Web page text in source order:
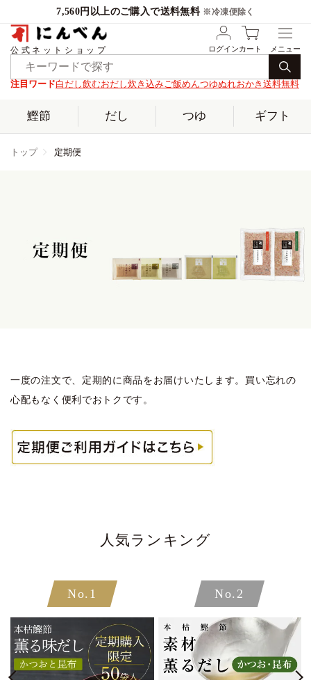
7,560円以上のご購入で送料無料 ※冷凍便除く
公式ネットショップ ログインカート
注目ワード白だし飲むおだし炊き込みご飯めんつゆぬれおかき 送料無料
鰹節 だし つゆ ギフト
トップ 定期便
一度の注文で、定期的に商品をお届けいたします。買い忘れの
心配もなく便利でおトクです。
人気ランキング
No.1 No.2